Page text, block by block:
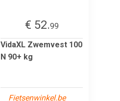
€ 52.99
VidaXL Zwemvest 100
N 90+ kg
Fietsenwinkel.be